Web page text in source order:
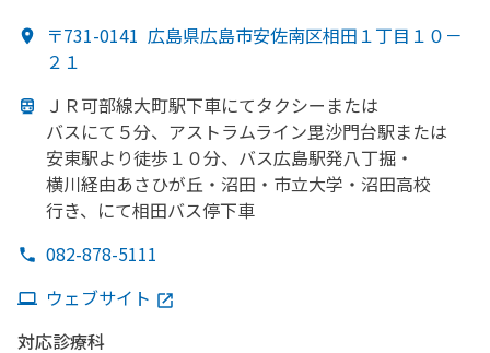
〒731-0141 広島県広島市安佐南区相田１丁目１０－
２１
ＪＲ可部線大町駅下車にてタクシーまたは
バスにて５分、 アストラムライン毘沙門台駅または
安東駅より徒歩１０分、 バス広島駅発八丁掘・
横川経由あさひが丘・沼田・市立大学・沼田高校
行き、にて相田バス停下車
082-878-5111
ウェブサイト
対応診療科